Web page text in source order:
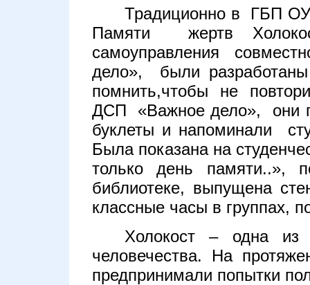
Традиционно в ГБП
Памяти жертв
самоуправления
дело», были разработаны
помнить,чтобы не
ДСП «Важное дело», они
буклеты и напоминали
Была показана на
только день памяти..»,
библиотеке, выпущена
классные часы в группах,
Холокост – одна из
человечества. На
предпринимали попытки